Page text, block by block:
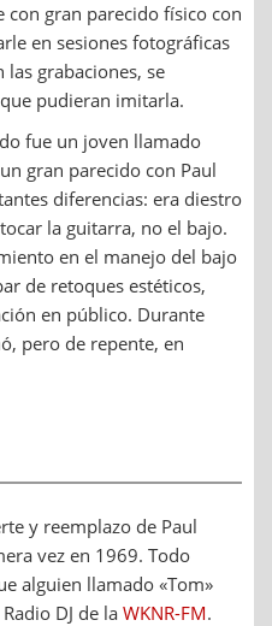
gran parecido físico con
en sesiones fotográficas
las grabaciones, se
pudieran imitarla.
fue un joven llamado
gran parecido con Paul
diferencias: era diestro
la guitarra, no el bajo.
en el manejo del bajo
de retoques estéticos,
en público. Durante
pero de repente, en
y reemplazo de Paul
vez en 1969. Todo
alguien llamado «Tom»
DJ de la WKNR-FM.